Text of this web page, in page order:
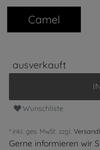
Camel
ausverkauft
Wunschliste
* inkl. ges. MwSt. zzgl.
Gerne informieren wir